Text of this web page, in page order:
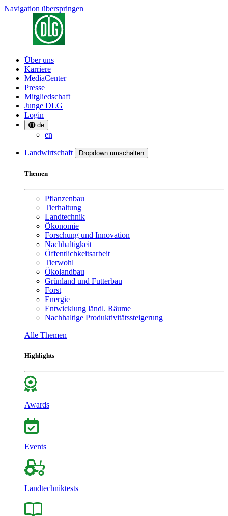
Navigation überspringen
Über uns
Karriere
MediaCenter
Presse
Mitgliedschaft
Junge DLG
Login
de
en
Landwirtschaft Dropdown umschalten
Themen
Pflanzenbau
Tierhaltung
Landtechnik
Ökonomie
Forschung und Innovation
Nachhaltigkeit
Öffentlichkeitsarbeit
Tierwohl
Ökolandbau
Grünland und Futterbau
Forst
Energie
Entwicklung ländl. Räume
Nachhaltige Produktivitätssteigerung
Alle Themen
Highlights
Awards
Events
Landtechniktests